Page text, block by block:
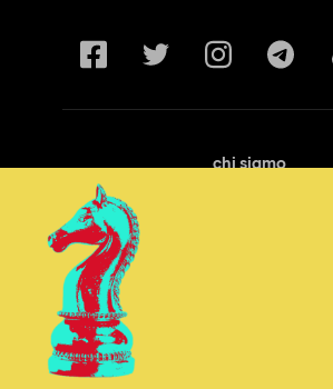
chi siamo